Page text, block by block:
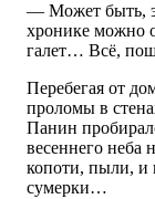
— Может быть,
хронике можно
галет… Всё,
Перебегая от
проломы в
Панин
весеннего неба
копоти, пыли, и
сумерки…